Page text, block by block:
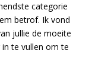
categorie
betrof. Ik vond
jullie de moeite
te vullen om te